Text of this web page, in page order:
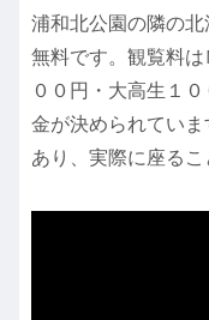
浦和北公園の隣の
無料です。観覧料
００円・大高生１
金が決められてい
あり、実際に座るこ